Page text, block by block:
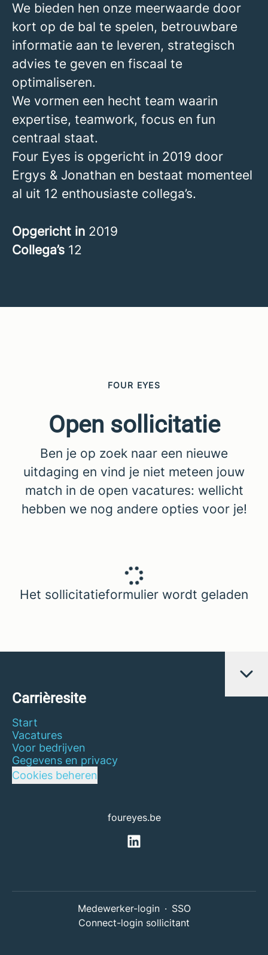
We bieden hen onze meerwaarde door
kort op de bal te spelen, betrouwbare
informatie aan te leveren, strategisch
advies te geven en fiscaal te
optimaliseren.
We vormen een hecht team waarin
expertise, teamwork, focus en fun
centraal staat.
Four Eyes is opgericht in 2019 door
Ergys & Jonathan en bestaat momenteel
al uit 12 enthousiaste collega’s.
Opgericht in 2019
Collega’s 12
FOUR EYES
Open sollicitatie
Ben je op zoek naar een nieuwe
uitdaging en vind je niet meteen jouw
match in de open vacatures: wellicht
hebben we nog andere opties voor je!
Het sollicitatieformulier wordt geladen
Carrièresite
Start
Vacatures
Voor bedrijven
Gegevens en privacy
Cookies beheren
foureyes.be
Medewerker-login · SSO
Connect-login sollicitant